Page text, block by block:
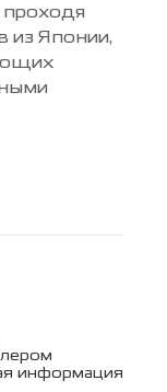
из Японии,
информация